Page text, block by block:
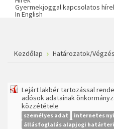
Gyermekjoggal kapcsolatos
In English
Kezdőlap Határozatok/
Lejárt lakbér tartozással
adósok adatainak
közzététele
személyes adat internetes
állásfoglalás alapjogi